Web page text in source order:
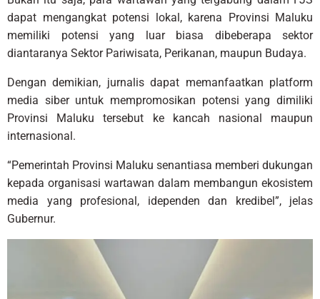
dapat mengangkat potensi lokal, karena Provinsi Maluku
memiliki potensi yang luar biasa dibeberapa sektor
diantaranya Sektor Pariwisata, Perikanan, maupun Budaya.
Dengan demikian, jurnalis dapat memanfaatkan platform
media siber untuk mempromosikan potensi yang dimiliki
Provinsi Maluku tersebut ke kancah nasional maupun
internasional.
“Pemerintah Provinsi Maluku senantiasa memberi dukungan
kepada organisasi wartawan dalam membangun ekosistem
media yang profesional, idependen dan kredibel”, jelas
Gubernur.